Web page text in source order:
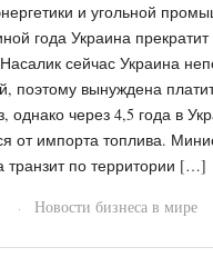
и угольной
года Украина прекратит
сейчас Украина
поэтому вынуждена
однако через 4,5 года в
от импорта топлива.
транзит по территории […]
· Новости бизнеса в мире